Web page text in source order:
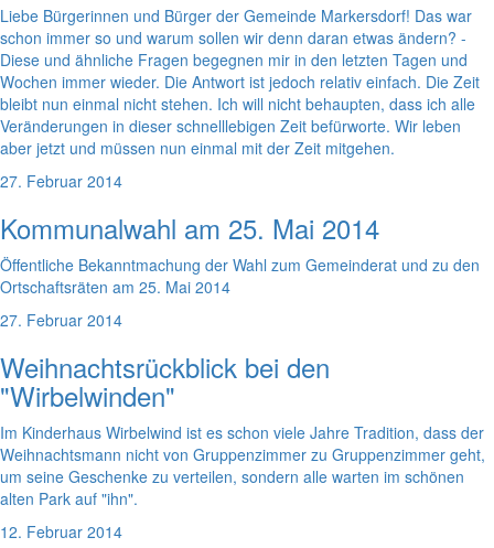
Liebe Bürgerinnen und Bürger der Gemeinde Markersdorf! Das war
schon immer so und warum sollen wir denn daran etwas ändern? -
Diese und ähnliche Fragen begegnen mir in den letzten Tagen und
Wochen immer wieder. Die Antwort ist jedoch relativ einfach. Die Zeit
bleibt nun einmal nicht stehen. Ich will nicht behaupten, dass ich alle
Veränderungen in dieser schnelllebigen Zeit befürworte. Wir leben
aber jetzt und müssen nun einmal mit der Zeit mitgehen.
27. Februar 2014
Kommunalwahl am 25. Mai 2014
Öffentliche Bekanntmachung der Wahl zum Gemeinderat und zu den
Ortschaftsräten am 25. Mai 2014
27. Februar 2014
Weihnachtsrückblick bei den
"Wirbelwinden"
Im Kinderhaus Wirbelwind ist es schon viele Jahre Tradition, dass der
Weihnachtsmann nicht von Gruppenzimmer zu Gruppenzimmer geht,
um seine Geschenke zu verteilen, sondern alle warten im schönen
alten Park auf "ihn".
12. Februar 2014